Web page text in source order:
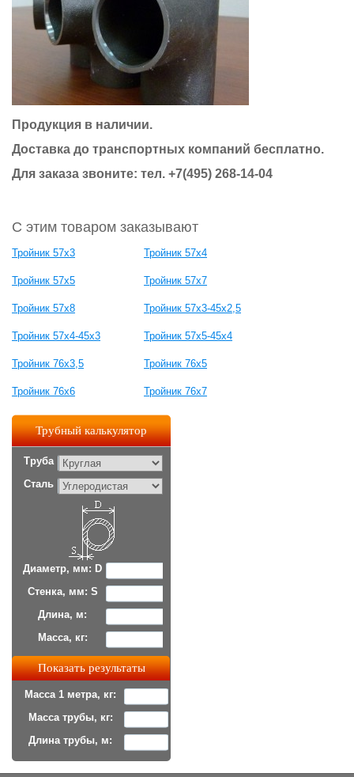
Продукция в наличии.
Доставка до транспортных компаний бесплатно.
Для заказа звоните: тел. +7(495) 268-14-04
С этим товаром заказывают
Тройник 57х3 Тройник 57х4
Тройник 57х5 Тройник 57х7
Тройник 57х8 Тройник 57х3-45х2,5
Тройник 57х4-45х3 Тройник 57х5-45х4
Тройник 76х3,5 Тройник 76х5
Тройник 76х6 Тройник 76х7
Трубный калькулятор
Труба
Сталь
Диаметр, мм: D
Стенка, мм: S
Длина, м:
Масса, кг:
Масса 1 метра, кг:
Масса трубы, кг:
Длина трубы, м: